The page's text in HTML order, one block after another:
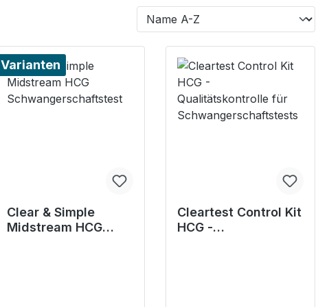
Varianten
Clear & Simple
Midstream HCG
Cleartest Control Kit
HCG -